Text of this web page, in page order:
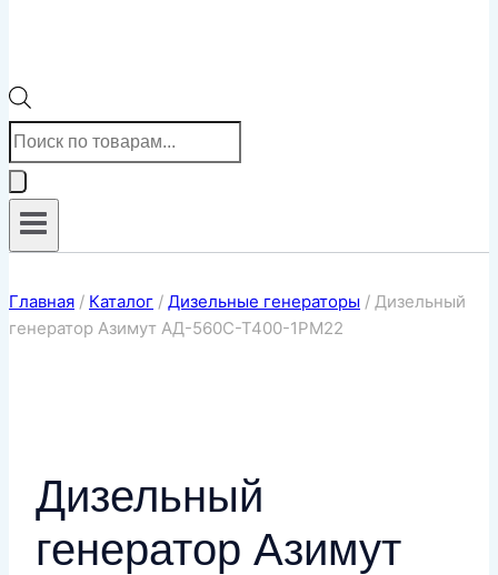
Поиск
товаров
Главная / Каталог / Дизельные генераторы / Дизельный
генератор Азимут АД-560С-Т400-1РМ22
Дизельный
генератор Азимут